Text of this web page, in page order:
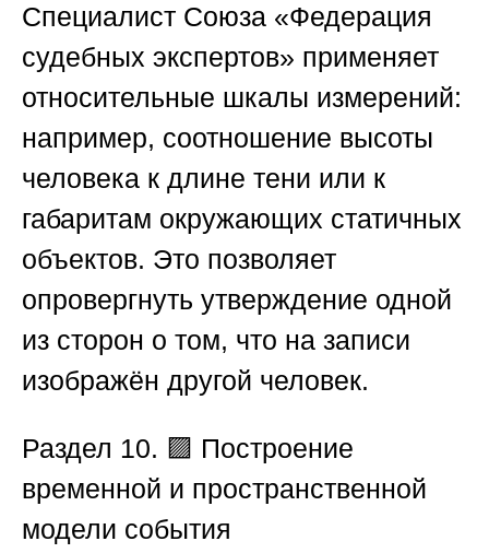
Специалист Союза «Федерация
судебных экспертов» применяет
относительные шкалы измерений:
например, соотношение высоты
человека к длине тени или к
габаритам окружающих статичных
объектов. Это позволяет
опровергнуть утверждение одной
из сторон о том, что на записи
изображён другой человек.
Раздел 10. 🟪 Построение
временной и пространственной
модели события